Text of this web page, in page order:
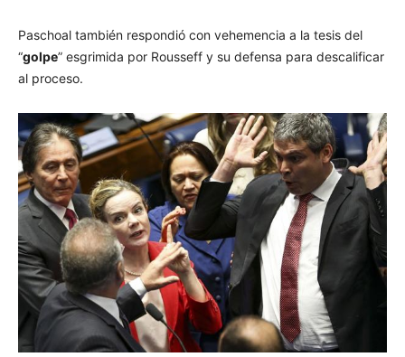
Paschoal también respondió con vehemencia a la tesis del
“golpe” esgrimida por Rousseff y su defensa para descalificar
al proceso.